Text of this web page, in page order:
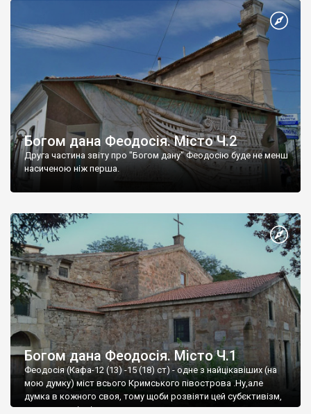
Богом дана Феодосія. Місто Ч.2
Друга частина звіту про "Богом дану" Феодосію буде не менш
насиченою ніж перша.
Богом дана Феодосія. Місто Ч.1
Феодосія (Кафа-12 (13) -15 (18) ст) - одне з найцікавіших (на
мою думку) міст всього Кримського півострова .Ну,але
думка в кожного своя, тому щоби розвіяти цей субєктивізм,
запрошую відвідати це